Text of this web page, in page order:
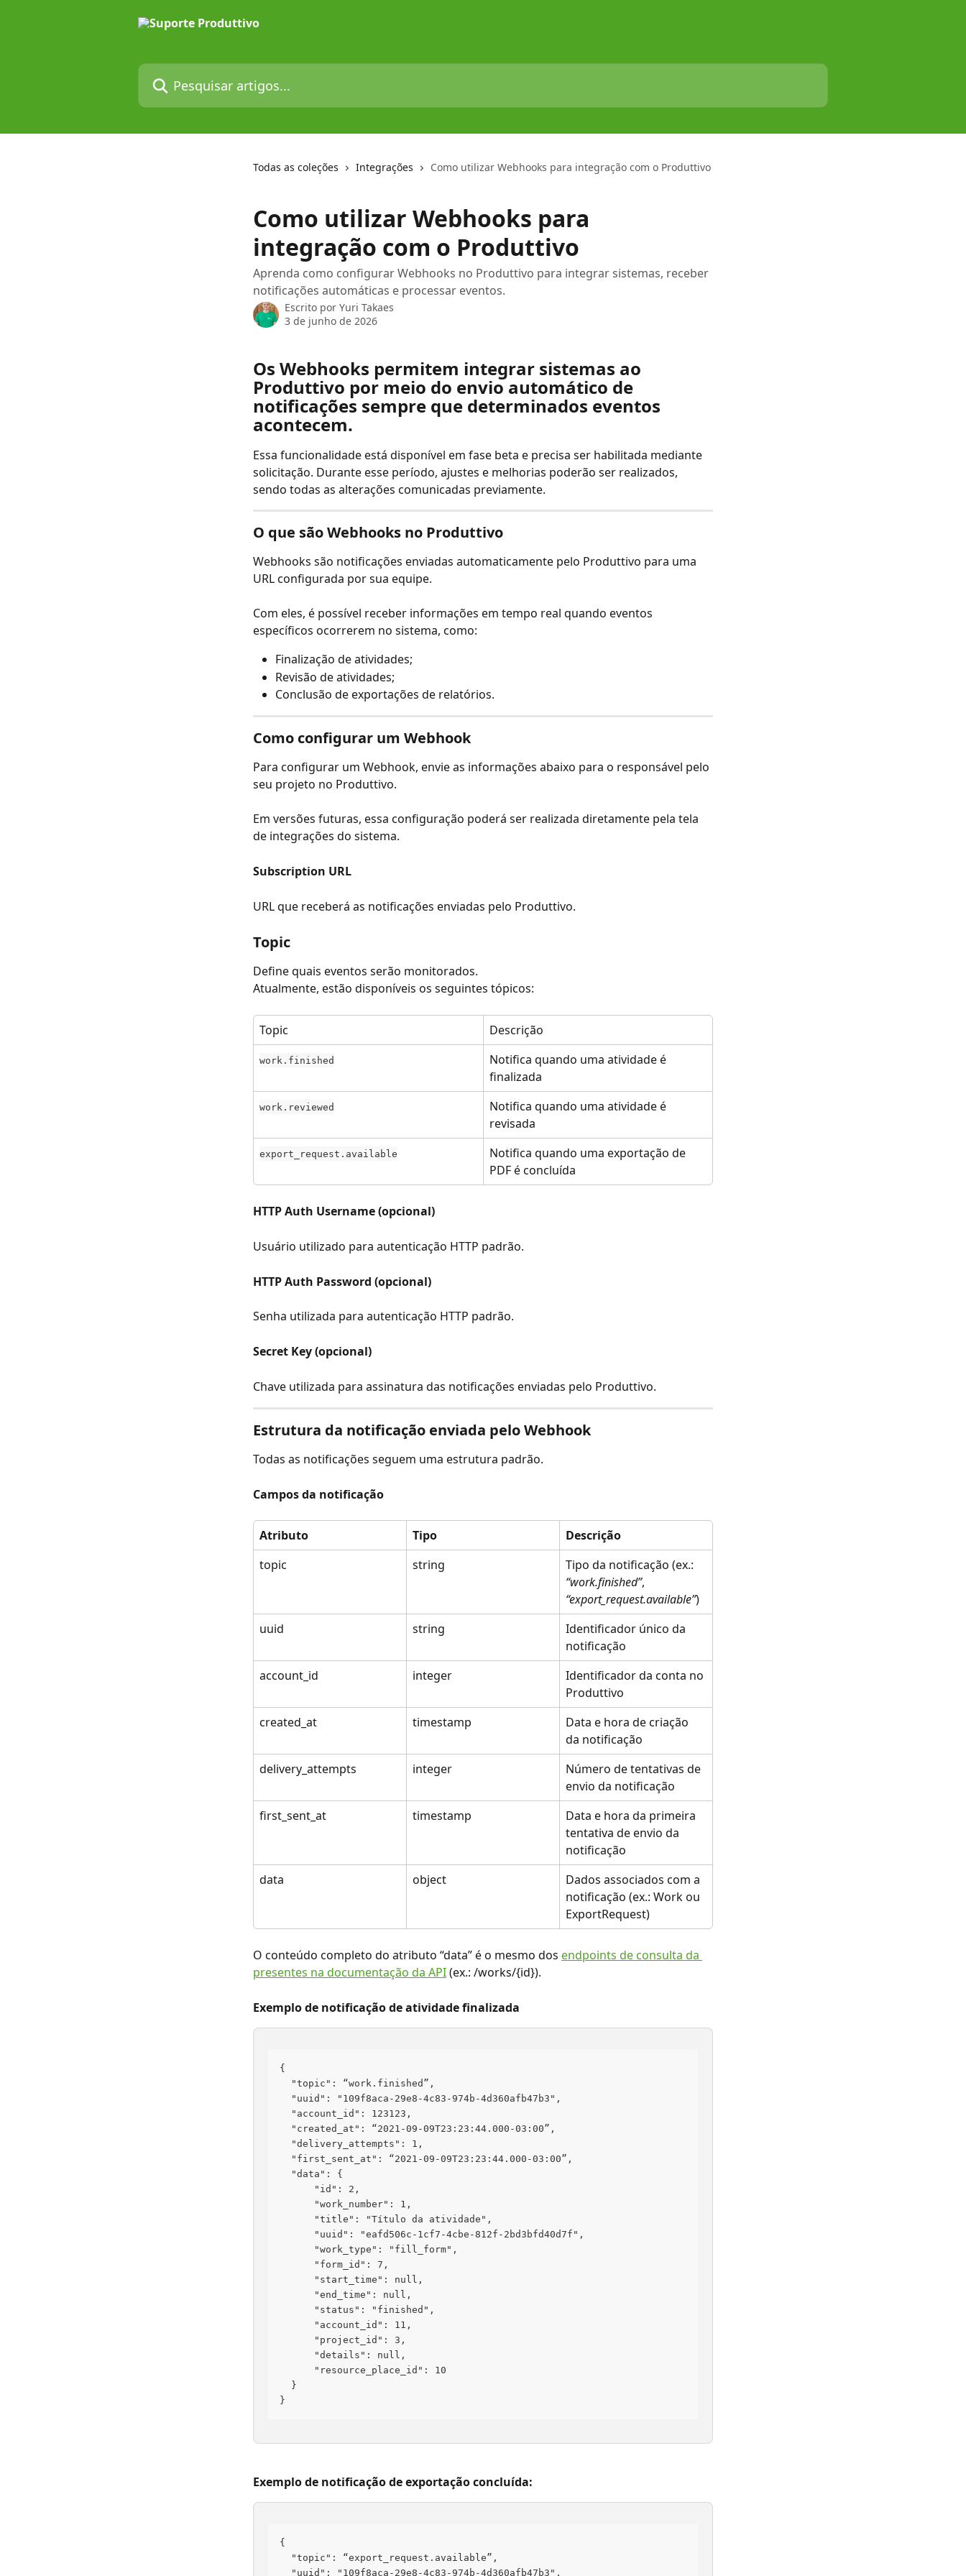
Pesquisar artigos...
Todas as coleções Integrações Como utilizar Webhooks para integração com o Produttivo
Como utilizar Webhooks para
integração com o Produttivo
Aprenda como configurar Webhooks no Produttivo para integrar sistemas, receber
notificações automáticas e processar eventos.
Escrito por Yuri Takaes
3 de junho de 2026
Os Webhooks permitem integrar sistemas ao
Produttivo por meio do envio automático de
notificações sempre que determinados eventos
acontecem.
Essa funcionalidade está disponível em fase beta e precisa ser habilitada mediante
solicitação. Durante esse período, ajustes e melhorias poderão ser realizados,
sendo todas as alterações comunicadas previamente.
O que são Webhooks no Produttivo
Webhooks são notificações enviadas automaticamente pelo Produttivo para uma
URL configurada por sua equipe.
Com eles, é possível receber informações em tempo real quando eventos
específicos ocorrerem no sistema, como:
Finalização de atividades;
Revisão de atividades;
Conclusão de exportações de relatórios.
Como configurar um Webhook
Para configurar um Webhook, envie as informações abaixo para o responsável pelo
seu projeto no Produttivo.
Em versões futuras, essa configuração poderá ser realizada diretamente pela tela
de integrações do sistema.
Subscription URL
URL que receberá as notificações enviadas pelo Produttivo.
Topic
Define quais eventos serão monitorados.
Atualmente, estão disponíveis os seguintes tópicos:
Topic Descrição
work.finished
Notifica quando uma atividade é
finalizada
work.reviewed
Notifica quando uma atividade é
revisada
export_request.available
Notifica quando uma exportação de
PDF é concluída
HTTP Auth Username (opcional)
Usuário utilizado para autenticação HTTP padrão.
HTTP Auth Password (opcional)
Senha utilizada para autenticação HTTP padrão.
Secret Key (opcional)
Chave utilizada para assinatura das notificações enviadas pelo Produttivo.
Estrutura da notificação enviada pelo Webhook
Todas as notificações seguem uma estrutura padrão.
Campos da notificação
Atributo Tipo
Descrição
topic
string
Tipo da notificação (ex.:
“work.finished”,
“export_request.available”)
uuid
string
Identificador único da
notificação
account_id
integer
Identificador da conta no
Produttivo
created_at
timestamp
Data e hora de criação
da notificação
delivery_attempts
integer
Número de tentativas de
envio da notificação
first_sent_at
timestamp
Data e hora da primeira
tentativa de envio da
notificação
data
object
Dados associados com a
notificação (ex.: Work ou
ExportRequest)
O conteúdo completo do atributo “data” é o mesmo dos endpoints de consulta da
presentes na documentação da API (ex.: /works/{id}).
Exemplo de notificação de atividade finalizada
{
  "topic": “work.finished”,
  "uuid": "109f8aca-29e8-4c83-974b-4d360afb47b3",
  "account_id": 123123,
  "created_at": “2021-09-09T23:23:44.000-03:00”,
  "delivery_attempts": 1,
  "first_sent_at": “2021-09-09T23:23:44.000-03:00”,
  "data": {
      "id": 2,
      "work_number": 1,
      "title": "Título da atividade",
      "uuid": "eafd506c-1cf7-4cbe-812f-2bd3bfd40d7f",
      "work_type": "fill_form",
      "form_id": 7,
      "start_time": null,
      "end_time": null,
      "status": "finished",
      "account_id": 11,
      "project_id": 3,
      "details": null,
      "resource_place_id": 10
  }
}
Exemplo de notificação de exportação concluída:
{
  "topic": “export_request.available”,
  "uuid": "109f8aca-29e8-4c83-974b-4d360afb47b3",